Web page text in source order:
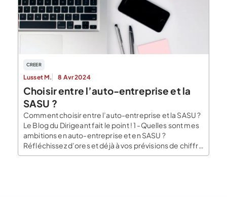
CREER
Lusset M. 8 Avr 2024
Choisir entre l’auto-entreprise et la
SASU ?
Comment choisir entre l’auto-entreprise et la SASU ?
Le Blog du Dirigeant fait le point ! 1 -Quelles sont mes
ambitions en auto-entreprise et en SASU ?
Réfléchissez d’ores et déjà à vos prévisions de chiffre
d’affaires et vos projets d’avenir. Souhaitez-vous